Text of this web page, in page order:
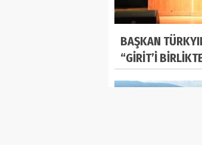
BAŞKAN
“GİRİT’İ